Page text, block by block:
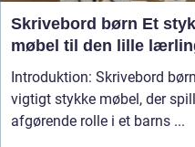
Skrivebord børn Et stykke
møbel til den lille
Introduktion: Skrivebord
vigtigt stykke møbel, der
afgørende rolle i et barns ...